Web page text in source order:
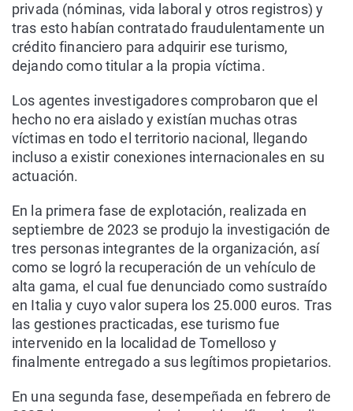
privada (nóminas, vida laboral y otros registros) y
tras esto habían contratado fraudulentamente un
crédito financiero para adquirir ese turismo,
dejando como titular a la propia víctima.
Los agentes investigadores comprobaron que el
hecho no era aislado y existían muchas otras
víctimas en todo el territorio nacional, llegando
incluso a existir conexiones internacionales en su
actuación.
En la primera fase de explotación, realizada en
septiembre de 2023 se produjo la investigación de
tres personas integrantes de la organización, así
como se logró la recuperación de un vehículo de
alta gama, el cual fue denunciado como sustraído
en Italia y cuyo valor supera los 25.000 euros. Tras
las gestiones practicadas, ese turismo fue
intervenido en la localidad de Tomelloso y
finalmente entregado a sus legítimos propietarios.
En una segunda fase, desempeñada en febrero de